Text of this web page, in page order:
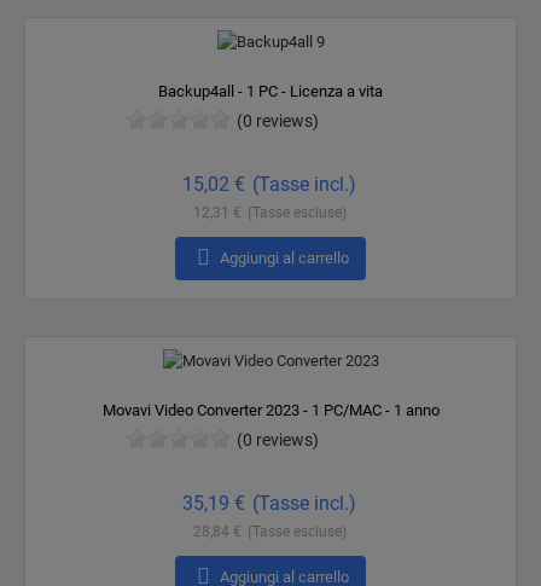
Backup4all - 1 PC - Licenza a vita
(0 reviews)
15,02 € (Tasse incl.)
12,31 € (Tasse escluse)
 Aggiungi al carrello
Movavi Video Converter 2023 - 1 PC/MAC - 1 anno
(0 reviews)
35,19 € (Tasse incl.)
28,84 € (Tasse escluse)
 Aggiungi al carrello